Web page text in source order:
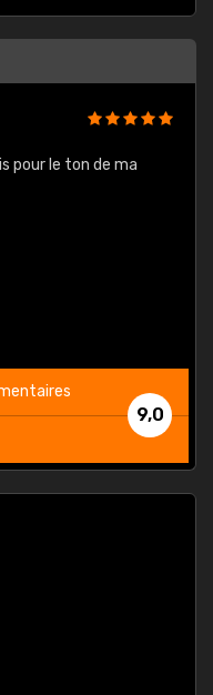
pour le ton de ma
9,0